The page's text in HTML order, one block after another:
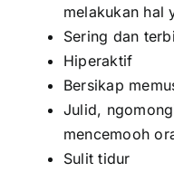
melakukan hal
Sering dan
Hiperaktif
Bersikap
Julid,
mencemooh
Sulit tidur